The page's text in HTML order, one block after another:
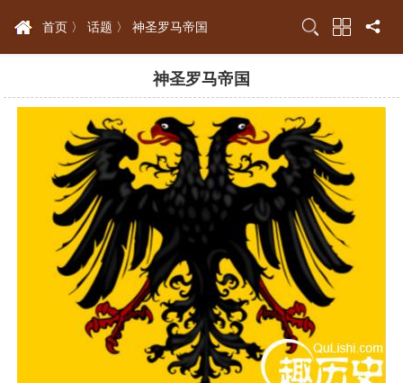
首页 〉 话题 〉 神圣罗马帝国
神圣罗马帝国